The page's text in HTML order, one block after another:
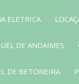
ELETRICA
DE ANDAIMES
DE BETONEIRA